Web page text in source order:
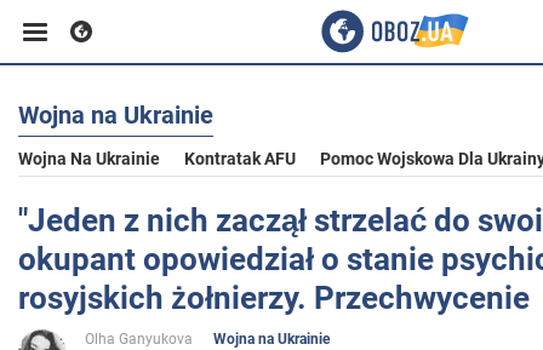
Biznes
Sport
Rozrywka
Wojna na Ukrainie
Wojna Na Ukrainie Kontratak AFU Pomoc Wojskowa Dla
"Jeden z nich zaczął strzelać do
okupant opowiedział o stanie
rosyjskich żołnierzy. Przechwycenie
Olha Ganyukova
Wojna na Ukrainie